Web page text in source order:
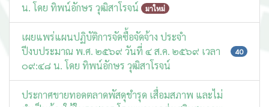
น. โดย ทิพน์อักษร วุฒิสาโรจน์
มาใหม่
เผยแพร่แผนปฏิบัติการจัดซื้อจัดจ้าง ประจำ
ปีงบประมาณ พ.ศ. ๒๕๖๙ วันที่ ๔ ส.ค. ๒๕๖๙ เวลา
๐๙:๔๘ น. โดย ทิพน์อักษร วุฒิสาโรจน์
40
ประกาศขายทอดตลาดพัสดุชำรุด เสื่อมสภาพ และไม่